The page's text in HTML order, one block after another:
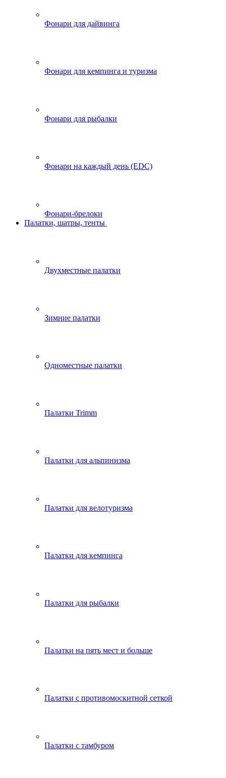
Фонари для дайвинга
Фонари для кемпинга и туризма
Фонари для рыбалки
Фонари на каждый день (EDC)
Фонари-брелоки
Палатки, шатры, тенты
Двухместные палатки
Зимние палатки
Одноместные палатки
Палатки Trimm
Палатки для альпинизма
Палатки для велотуризма
Палатки для кемпинга
Палатки для рыбалки
Палатки на пять мест и больше
Палатки с противомоскитной сеткой
Палатки с тамбуром